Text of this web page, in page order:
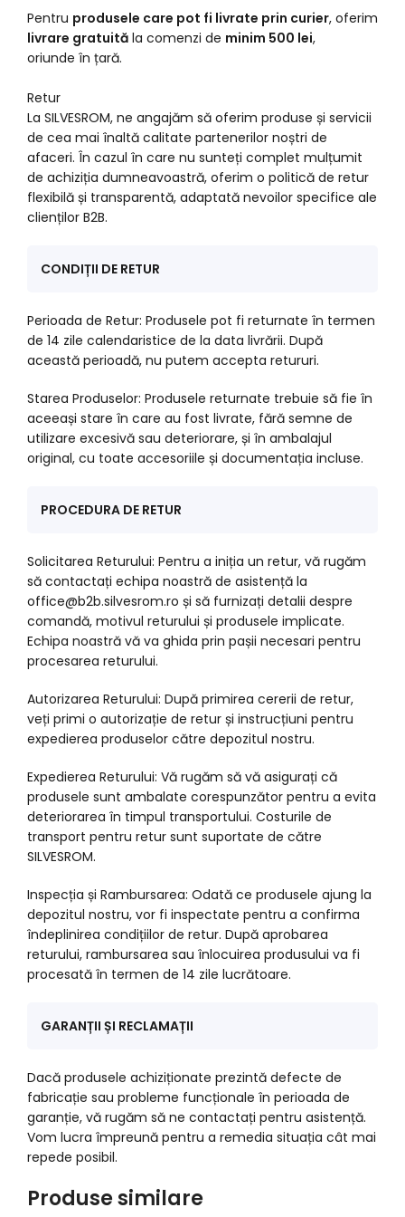
Pentru produsele care pot fi livrate prin curier, oferim
livrare gratuită la comenzi de minim 500 lei,
oriunde în țară.
Retur
La SILVESROM, ne angajăm să oferim produse și servicii
de cea mai înaltă calitate partenerilor noștri de
afaceri. În cazul în care nu sunteți complet mulțumit
de achiziția dumneavoastră, oferim o politică de retur
flexibilă și transparentă, adaptată nevoilor specifice ale
clienților B2B.
CONDIȚII DE RETUR
Perioada de Retur: Produsele pot fi returnate în termen
de 14 zile calendaristice de la data livrării. După
această perioadă, nu putem accepta retururi.
Starea Produselor: Produsele returnate trebuie să fie în
aceeași stare în care au fost livrate, fără semne de
utilizare excesivă sau deteriorare, și în ambalajul
original, cu toate accesoriile și documentația incluse.
PROCEDURA DE RETUR
Solicitarea Returului: Pentru a iniția un retur, vă rugăm
să contactați echipa noastră de asistență la
office@b2b.silvesrom.ro și să furnizați detalii despre
comandă, motivul returului și produsele implicate.
Echipa noastră vă va ghida prin pașii necesari pentru
procesarea returului.
Autorizarea Returului: După primirea cererii de retur,
veți primi o autorizație de retur și instrucțiuni pentru
expedierea produselor către depozitul nostru.
Expedierea Returului: Vă rugăm să vă asigurați că
produsele sunt ambalate corespunzător pentru a evita
deteriorarea în timpul transportului. Costurile de
transport pentru retur sunt suportate de către
SILVESROM.
Inspecția și Rambursarea: Odată ce produsele ajung la
depozitul nostru, vor fi inspectate pentru a confirma
îndeplinirea condițiilor de retur. După aprobarea
returului, rambursarea sau înlocuirea produsului va fi
procesată în termen de 14 zile lucrătoare.
GARANȚII ȘI RECLAMAȚII
Dacă produsele achiziționate prezintă defecte de
fabricație sau probleme funcționale în perioada de
garanție, vă rugăm să ne contactați pentru asistență.
Vom lucra împreună pentru a remedia situația cât mai
repede posibil.
Produse similare